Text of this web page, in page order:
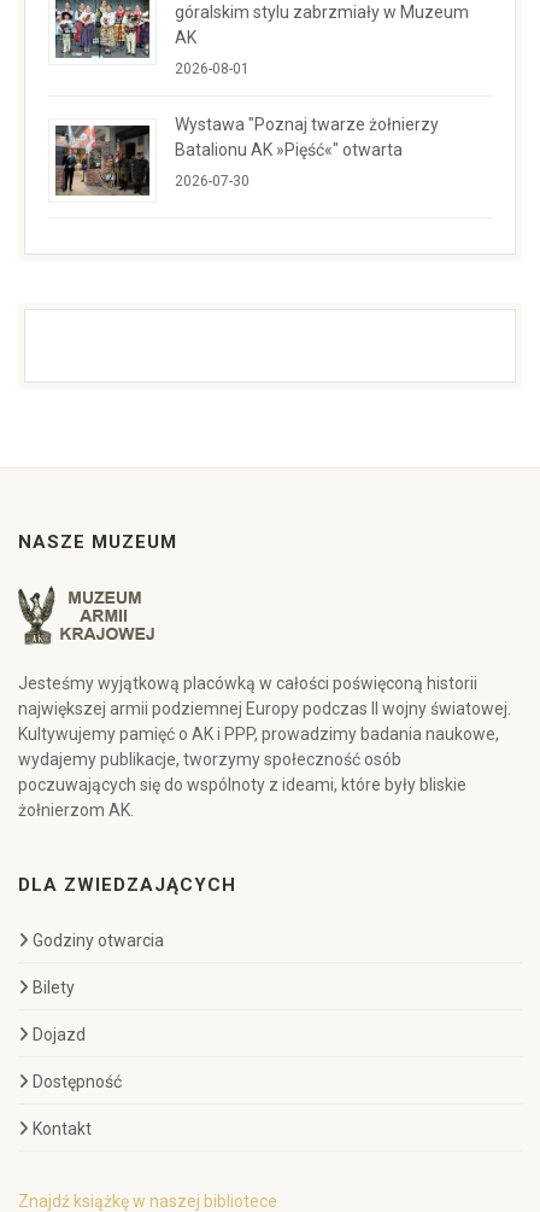
góralskim stylu zabrzmiały w Muzeum
AK
2026-08-01
Wystawa "Poznaj twarze żołnierzy
Batalionu AK »Pięść«" otwarta
2026-07-30
NASZE MUZEUM
Jesteśmy wyjątkową placówką w całości poświęconą historii
największej armii podziemnej Europy podczas II wojny światowej.
Kultywujemy pamięć o AK i PPP, prowadzimy badania naukowe,
wydajemy publikacje, tworzymy społeczność osób
poczuwających się do wspólnoty z ideami, które były bliskie
żołnierzom AK.
DLA ZWIEDZAJĄCYCH
Godziny otwarcia
Bilety
Dojazd
Dostępność
Kontakt
Znajdź książkę w naszej bibliotece